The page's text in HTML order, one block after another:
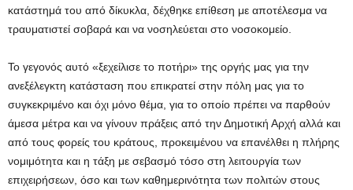
κατάστημά του από δίκυκλα, δέχθηκε επίθεση με αποτέλεσμα να
τραυματιστεί σοβαρά και να νοσηλεύεται στο νοσοκομείο.
Το γεγονός αυτό «ξεχείλισε το ποτήρι» της οργής μας για την
ανεξέλεγκτη κατάσταση που επικρατεί στην πόλη μας για το
συγκεκριμένο και όχι μόνο θέμα, για το οποίο πρέπει να παρθούν
άμεσα μέτρα και να γίνουν πράξεις από την Δημοτική Αρχή αλλά και
από τους φορείς του κράτους, προκειμένου να επανέλθει η πλήρης
νομιμότητα και η τάξη με σεβασμό τόσο στη λειτουργία των
επιχειρήσεων, όσο και των καθημερινότητα των πολιτών στους